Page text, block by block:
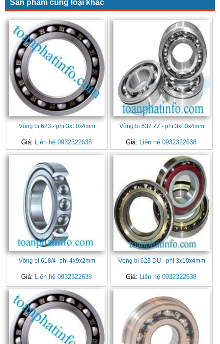
Sản phẩm cùng loại khác
Vòng bi 623 - phi 3x10x4mm
Giá: Liên hệ 0932322638
Vòng bi 632 ZZ - phi 3x10x4mm
Giá: Liên hệ 0932322638
Vòng bi 618/4- phi 4x9x2mm
Giá: Liên hệ 0932322638
Vòng bi 623 DU - phi 3x10x4mm
Giá: Liên hệ 0932322638